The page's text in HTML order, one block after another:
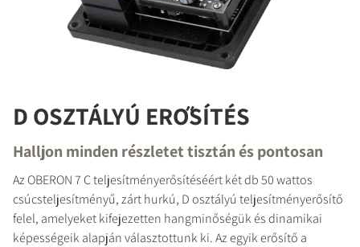
D OSZTÁLYÚ ERŐSÍTÉS
Halljon minden részletet tisztán és pontosan
Az OBERON 7 C teljesítményerősítéséért két db 50 wattos
csúcsteljesítményű, zárt hurkú, D osztályú teljesítményerősítő
felel, amelyeket kifejezetten hangminőségük és dinamikai
képességeik alapján választottunk ki. Az egyik erősítő a